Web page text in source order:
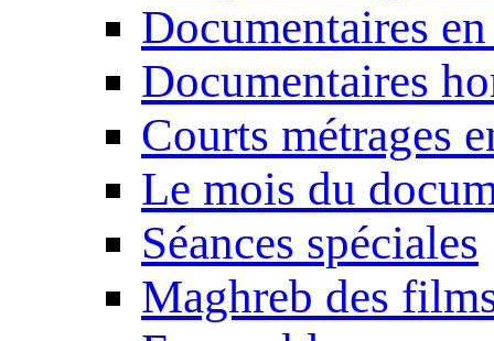
Documentaires
Documentaires
Courts métrages
Le mois du
Séances spéciales
Maghreb des